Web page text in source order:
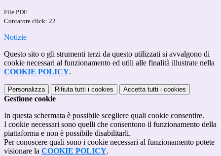
File PDF
Contatore click: 22
Notizie
Questo sito o gli strumenti terzi da questo utilizzati si avvalgono di
cookie necessari al funzionamento ed utili alle finalità illustrate nella
COOKIE POLICY.
Personalizza Rifiuta tutti i cookies Accetta tutti i cookies
Gestione cookie
In questa schermata è possibile scegliere quali cookie consentire.
I cookie necessari sono quelli che consentono il funzionamento della
piattaforma e non è possibile disabilitarli.
Per conoscere quali sono i cookie necessari al funzionamento potete
visionare la COOKIE POLICY.